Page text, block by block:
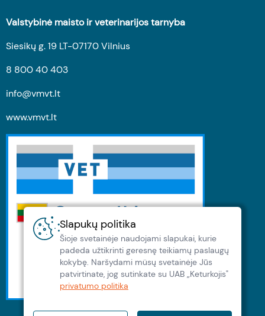
Slapukų politika
Šioje svetainėje naudojami slapukai, kurie
padeda užtikrinti geresnę teikiamų paslaugų
kokybę. Naršydami müsų svetainėje Jūs
patvirtinate, jog sutinkate su UAB „Keturkojis"
privatumo politika
Valstybinė maisto ir veterinarijos tarnyba
Siesikų g. 19 LT-07170 Vilnius
8 800 40 403
info@vmvt.lt
www.vmvt.lt